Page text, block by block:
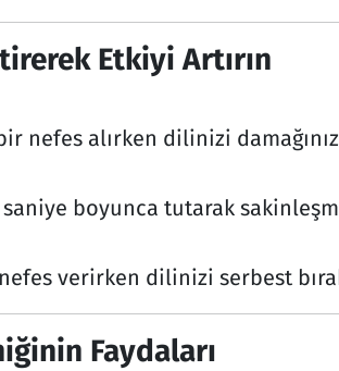
Etkiyi Artırın
nefes alırken dilinizi
boyunca tutarak
verirken dilinizi serbest
Faydaları